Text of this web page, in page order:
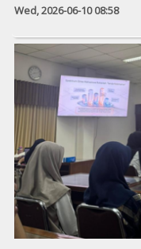
Wed, 2026-06-10 08:58